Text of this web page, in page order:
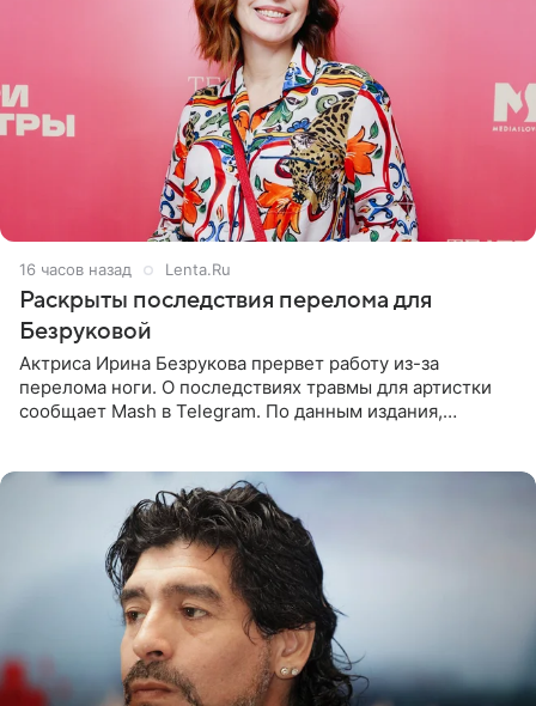
16 часов назад Lenta.Ru
Раскрыты последствия перелома для
Безруковой
Актриса Ирина Безрукова прервет работу из-за
перелома ноги. О последствиях травмы для артистки
сообщает Mash в Telegram. По данным издания,